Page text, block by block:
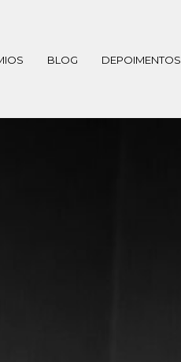
BLOG DEPOIMENTOS